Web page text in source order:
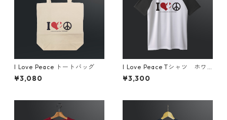
I Love Peace トートバッグ
¥3,080
I Love Peace Tシャツ ホワ
イト×ブラック
¥3,300